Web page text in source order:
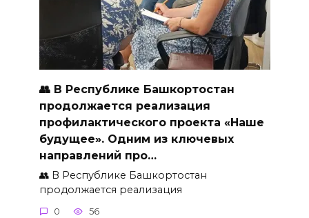
👥 В Республике Башкортостан
продолжается реализация
профилактического проекта «Наше
будущее». Одним из ключевых
направлений про…
👥 В Республике Башкортостан
продолжается реализация
0 56